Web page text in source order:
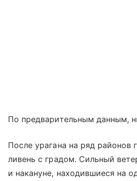
По предварительным данным,
После урагана на ряд районов
ливень с градом. Сильный
и накануне, находившиеся на